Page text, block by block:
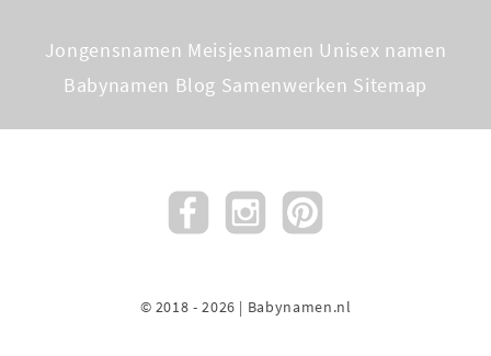
Jongensnamen Meisjesnamen Unisex namen
Babynamen Blog Samenwerken Sitemap
© 2018 - 2026 | Babynamen.nl